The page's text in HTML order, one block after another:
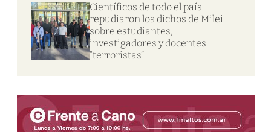
Científicos de todo el país
repudiaron los dichos de Milei
sobre estudiantes,
investigadores y docentes
“terroristas”